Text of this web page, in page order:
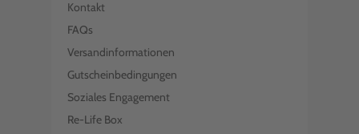
Kontakt
FAQs
Versandinformationen
Gutscheinbedingungen
Soziales Engagement
Re-Life Box